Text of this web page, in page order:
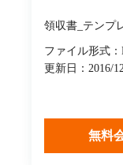
領収書_テンプ
ファイル形式
更新日：2016/
無料